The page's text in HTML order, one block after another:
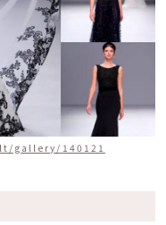
gallery/140121